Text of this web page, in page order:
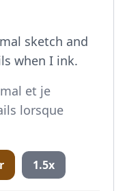
sketch and
when I ink.
et je
lorsque
1.5x